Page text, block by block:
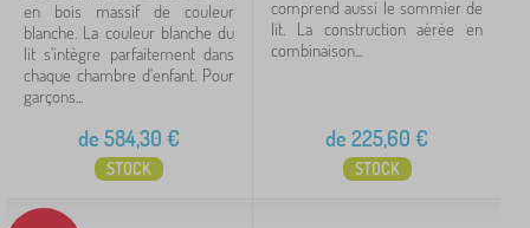
plus >
Prix
en bois massif de couleur
blanche. La couleur blanche du
lit s'intègre parfaitement dans
chaque chambre d'enfant. Pour
garçons...
de 584,30 €
STOCK
comprend aussi le sommier de
lit. La construction aérée en
combinaison...
de 225,60 €
STOCK